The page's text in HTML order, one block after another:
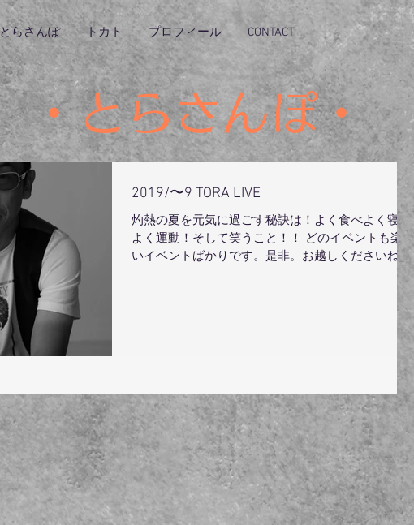
とらさんぽ トカト プロフィール CONTACT
・とらさんぽ・
2019/〜9 TORA LIVE
灼熱の夏を元気に過ごす秘訣は！よく食べよく寝て
よく運動！そして笑うこと！！ どのイベントも楽し
いイベントばかりです。是非。お越しくださいね。